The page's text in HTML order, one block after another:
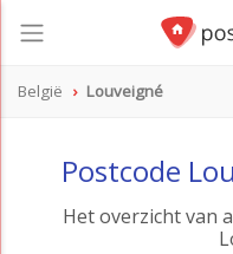
België Louveigné
Postcode
Het overzicht van